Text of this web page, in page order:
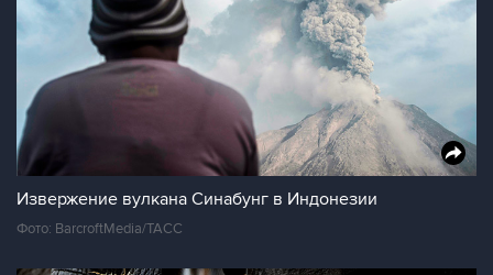
Извержение вулкана Синабунг в Индонезии
Фото: BarcroftMedia/ТАСС